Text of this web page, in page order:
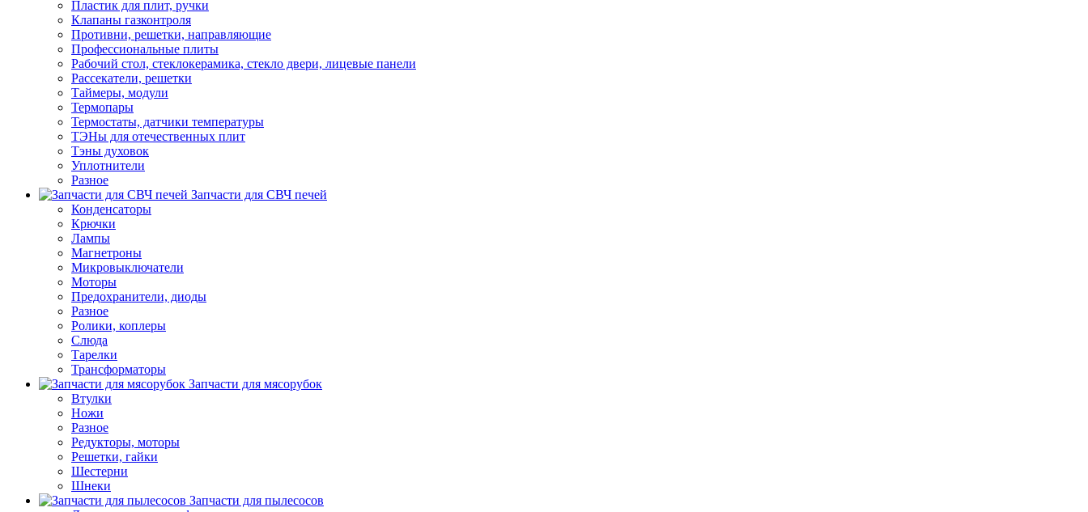
Пластик для плит, ручки
Клапаны газконтроля
Противни, решетки, направляющие
Профессиональные плиты
Рабочий стол, стеклокерамика, стекло двери, лицевые панели
Рассекатели, решетки
Таймеры, модули
Термопары
Термостаты, датчики температуры
ТЭНы для отечественных плит
Тэны духовок
Уплотнители
Разное
Запчасти для СВЧ печей
Конденсаторы
Крючки
Лампы
Магнетроны
Микровыключатели
Моторы
Предохранители, диоды
Разное
Ролики, коплеры
Слюда
Тарелки
Трансформаторы
Запчасти для мясорубок
Втулки
Ножи
Разное
Редукторы, моторы
Решетки, гайки
Шестерни
Шнеки
Запчасти для пылесосов